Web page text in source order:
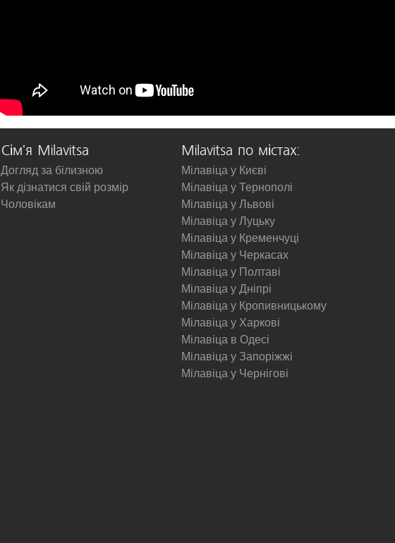
Сім'я Milavitsa
Догляд за білизною
Як дізнатися свій розмір
Чоловікам
Milavitsa по містах:
Мілавіца у Києві
Мілавіца у Тернополі
Мілавіца у Львові
Мілавіца у Луцьку
Мілавіца у Кременчуці
Мілавіца у Черкасах
Мілавіца у Полтаві
Мілавіца у Дніпрі
Мілавіца у Кропивницькому
Мілавіца у Харкові
Мілавіца в Одесі
Мілавіца у Запоріжжі
Мілавіца у Чернігові